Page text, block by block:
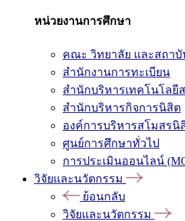
หน่วยงานการศึกษา
คณะ วิทยาลัย และสถาบั
สำนักงานการทะเบียน
สำนักบริหารเทคโนโลยี
สำนักบริหารกิจการนิสิต
องค์การบริหารสโมสรนิ
ศูนย์การศึกษาทั่วไป
การประเมินออนไลน์
วิจัยและนวัตกรรม
ย้อนกลับ
วิจัยและนวัตกรรม